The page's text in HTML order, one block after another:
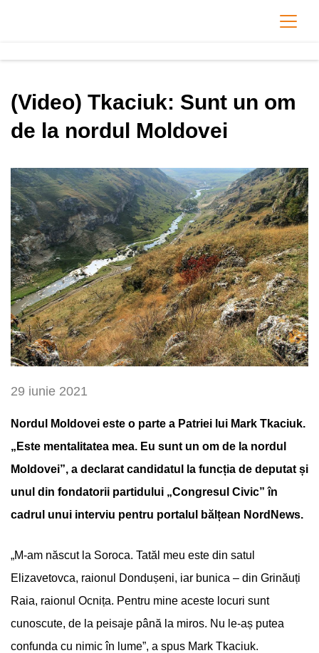
(Video) Tkaciuk: Sunt un om
de la nordul Moldovei
29 iunie 2021
Nordul Moldovei este o parte a Patriei lui Mark Tkaciuk.
„Este mentalitatea mea. Eu sunt un om de la nordul
Moldovei”, a declarat candidatul la funcția de deputat și
unul din fondatorii partidului „Congresul Civic” în
cadrul unui interviu pentru portalul bălțean NordNews.
„M-am născut la Soroca. Tatăl meu este din satul
Elizavetovca, raionul Dondușeni, iar bunica – din Grinăuți
Raia, raionul Ocnița. Pentru mine aceste locuri sunt
cunoscute, de la peisaje până la miros. Nu le-aș putea
confunda cu nimic în lume”, a spus Mark Tkaciuk.